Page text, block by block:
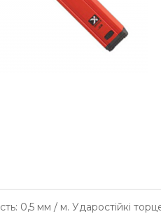
0,5 мм / м. Ударостійкі